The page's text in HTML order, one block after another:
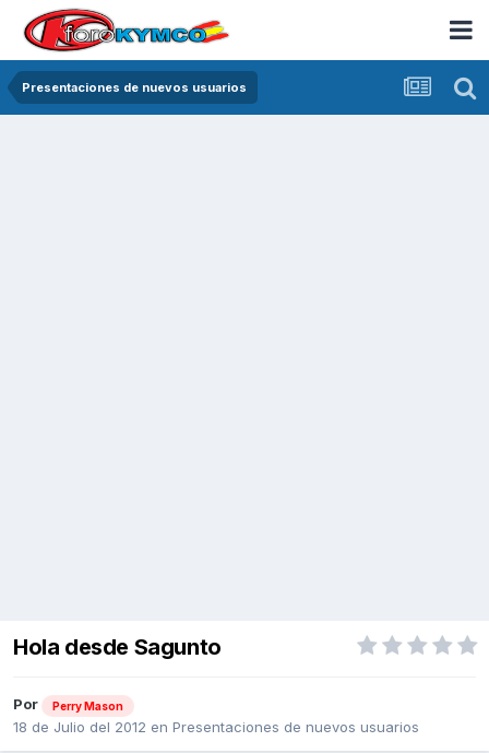
Presentaciones de nuevos usuarios
Hola desde Sagunto
Por Perry Mason
18 de Julio del 2012 en Presentaciones de nuevos usuarios